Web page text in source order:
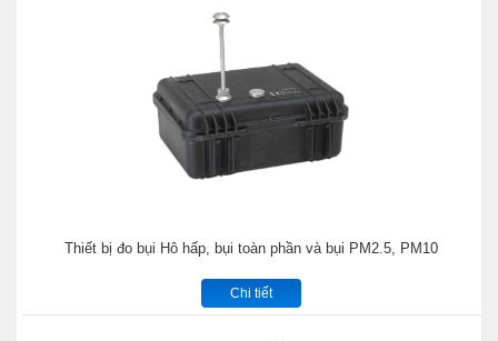
Thiết bị đo bụi Hô hấp, bụi toàn phần và bụi PM2.5, PM10
Chi tiết